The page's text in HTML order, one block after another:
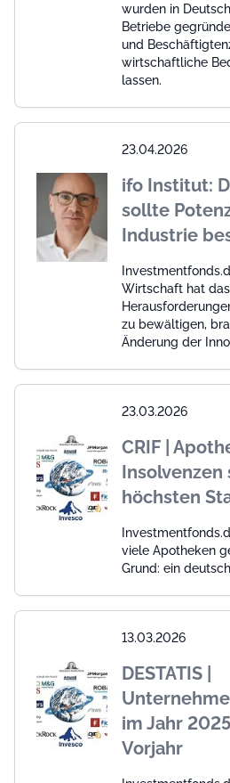
wurden in
Betriebe
und
wirtschaftliche
lassen.
23.04.2026
ifo Institut:
sollte
Industrie
Wirtschaft hat
zu bewältigen,
Änderung der
23.03.2026
CRIF |
Insolvenzen
höchsten
viele Apotheken
Grund: ein
13.03.2026
DESTATIS |
im Jahr
Vorjahr